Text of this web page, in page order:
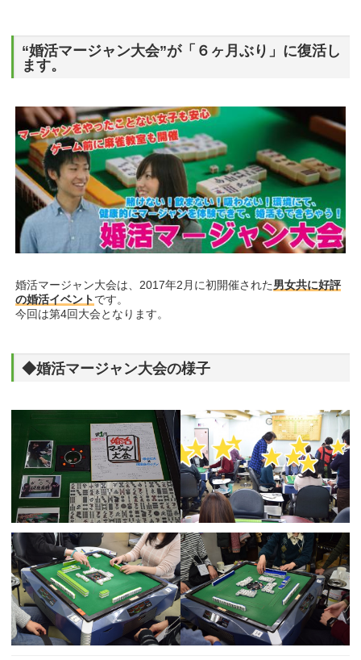
“婚活マージャン大会”が「６ヶ月ぶり」に復活し
ます。
婚活マージャン大会は、2017年2月に初開催された男女共に好評
の婚活イベントです。
今回は第4回大会となります。
◆婚活マージャン大会の様子